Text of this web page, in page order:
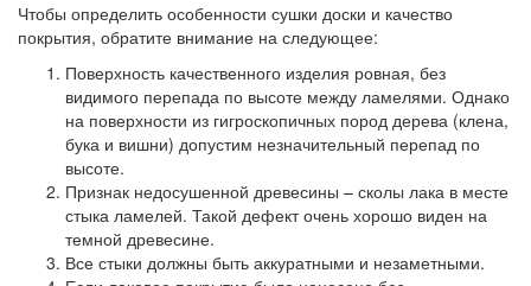
Чтобы определить особенности сушки доски и качество
покрытия, обратите внимание на следующее:
Поверхность качественного изделия ровная, без
видимого перепада по высоте между ламелями. Однако
на поверхности из гигроскопичных пород дерева (клена,
бука и вишни) допустим незначительный перепад по
высоте.
Признак недосушенной древесины – сколы лака в месте
стыка ламелей. Такой дефект очень хорошо виден на
темной древесине.
Все стыки должны быть аккуратными и незаметными.